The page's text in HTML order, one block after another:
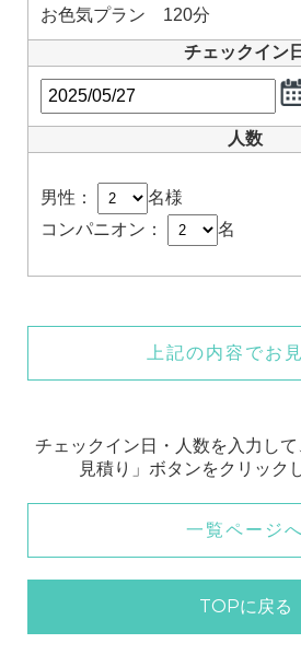
お色気プラン 120分
チェックイン日
人数
男性：
名様
コンパニオン：
名
上記の内容でお
チェックイン日・人数を入力し
見積り」ボタンをクリック
一覧ページへ
TOPに戻る